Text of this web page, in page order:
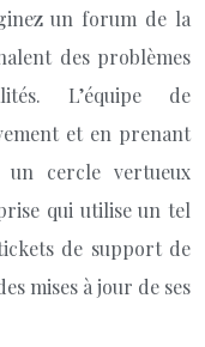
un forum de la
des problèmes
L’équipe de
et en prenant
un cercle vertueux
qui utilise un tel
de support de
mises à jour de ses